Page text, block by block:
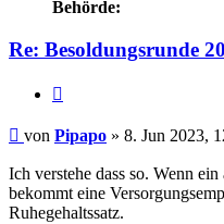
Behörde:
Re: Besoldungsrunde
Beitrag
von Pipapo » 8. Jun 2023,
Ich verstehe dass so. Wenn
bekommt eine
Ruhegehaltssatz.